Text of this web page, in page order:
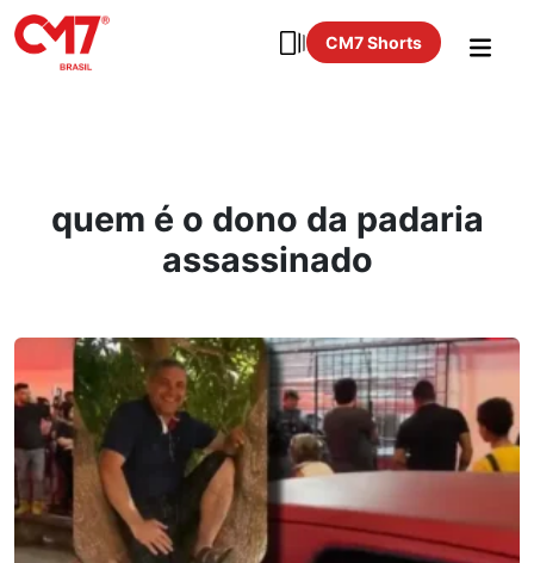
CM7 Shorts
quem é o dono da padaria
assassinado